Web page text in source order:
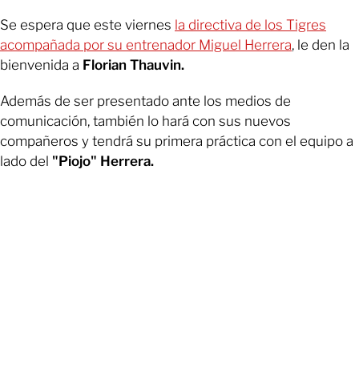
Se espera que este viernes la directiva de los Tigres
acompañada por su entrenador Miguel Herrera, le den la
bienvenida a Florian Thauvin.
Además de ser presentado ante los medios de
comunicación, también lo hará con sus nuevos
compañeros y tendrá su primera práctica con el equipo a
lado del "Piojo" Herrera.